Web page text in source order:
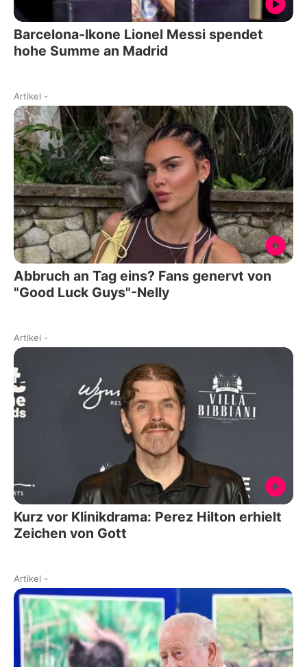
Barcelona-Ikone Lionel Messi spendet
hohe Summe an Madrid
Artikel -
Abbruch an Tag eins? Fans genervt von
"Good Luck Guys"-Nelly
Artikel -
Kurz vor Klinikdrama: Perez Hilton erhielt
Zeichen von Gott
Artikel -